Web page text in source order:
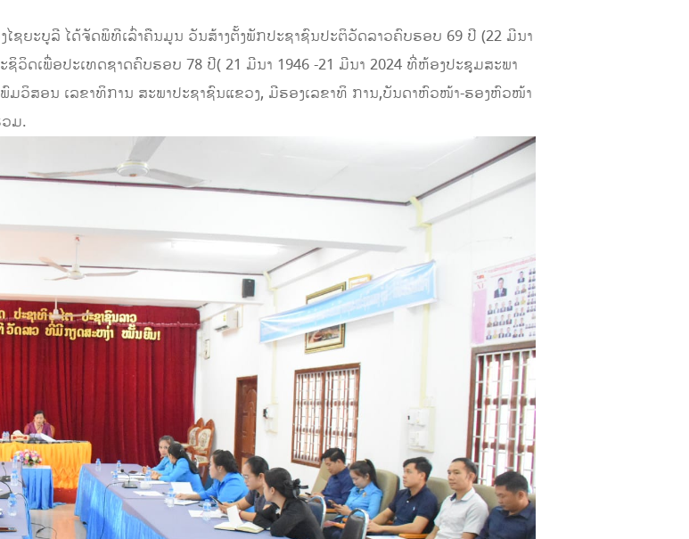
ໄຊຍະບູລີ ໄດ້ຈັດພິທີເລົ່າຄືນມູນ ວັນສ້າງຕັ້ງພັກປະຊາຊົນປະຕິວັດລາວຄົບຮອບ 69 ປີ (22 ມີນາ
ວິດເພື່ອປະເທດຊາດຄົບຮອບ 78 ປີ( 21 ມີນາ 1946 -21 ມີນາ 2024 ທີ່ຫ້ອງປະຊຸມສະພາ
ມວິສອນ ເລຂາທິການ ສະພາປະຊາຊົນແຂວງ, ມີຮອງເລຂາທິ ການ,ບັນດາຫົວໜ້າ-ຮອງຫົວໜ້າ
ມ.